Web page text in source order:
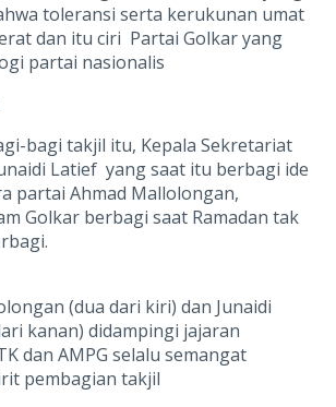
toleransi serta kerukunan umat
dan itu ciri Partai Golkar yang
partai nasionalis
bagi takjil itu, Kepala Sekretariat
Latief yang saat itu berbagi ide
partai Ahmad Mallolongan,
Golkar berbagi saat Ramadan tak
(dua dari kiri) dan Junaidi
kanan) didampingi jajaran
dan AMPG selalu semangat
pembagian takjil